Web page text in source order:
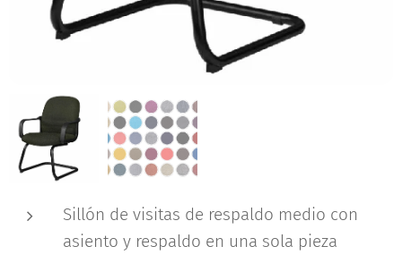
Sillón de visitas de respaldo medio con
asiento y respaldo en una sola pieza